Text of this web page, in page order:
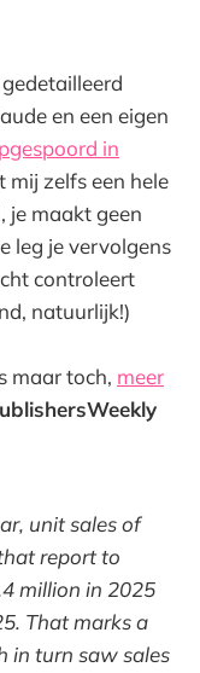
en een eigen
in
mij zelfs een hele
je maakt geen
leg je vervolgens
controleert
natuurlijk!)
maar toch, meer
unit sales of
report to
million in 2025
That marks a
in turn saw sales